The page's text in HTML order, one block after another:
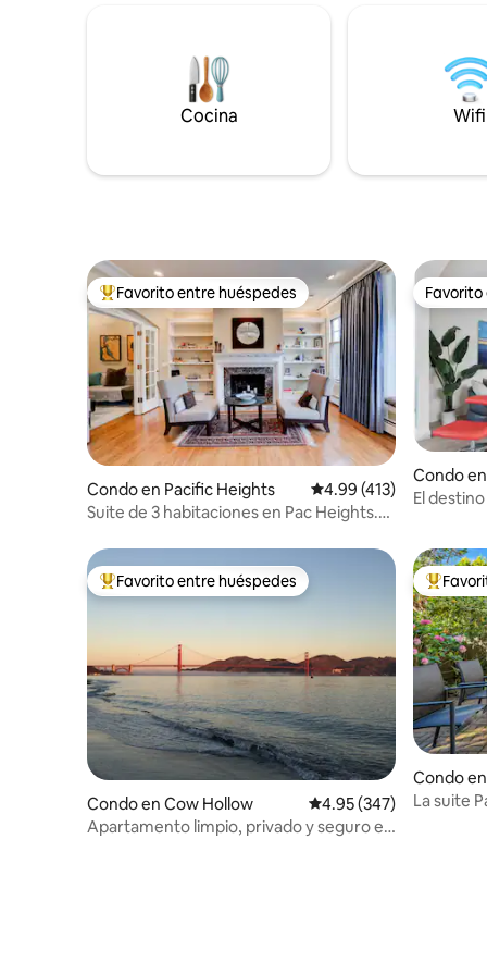
Ocean Beach y cerca del Golden Gate
Park Superanfitriones: familia arriba,
dedicada a tu comodidad Comodidad:
estacionamiento gratuito en la calle,
parejas, nómadas digitales, amantes del
cerca
Portal,
Gate
Cocina Wifi
Favorito entre huéspedes preferido
Favorito entre huéspedes
Condo en Pacific Heights Calificación promedio:
4.99 (413)
Suite de 3 habitaciones en Pac Heights.
Condo
El
Favorito entre huéspedes preferido
Favorito entre huéspedes
Condo en Cow Hollow Calificación promedio:
4.95 (347)
Apartamento limpio, privado y seguro en
Condo
La suite